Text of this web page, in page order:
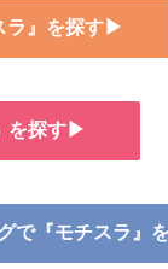
ラ』を探す▶
を探す▶
で『モチスラ』